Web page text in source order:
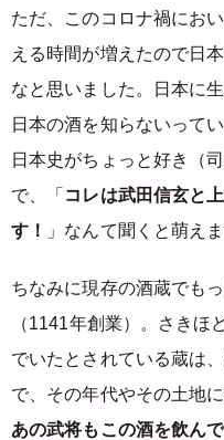
ただ、このコロナ禍にお
える時間が増えたので日
なと思いました。日本に
日本の酒を知らないって
日本史がちょっと好き（
で、「 コレは武田信玄と
す！
」なんて聞くと萌えま
ちなみに現存の酒蔵でも
（1141年創業）。さきほ
でいたとされている蔵は
で、その年代やその土地
あの武将もこの酒を飲ん